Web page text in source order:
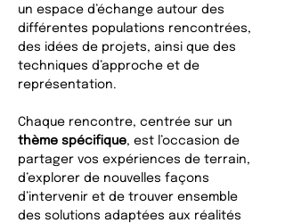
un espace d’échange autour des
différentes populations rencontrées,
des idées de projets, ainsi que des
techniques d’approche et de
représentation.
Chaque rencontre, centrée sur un
thème spécifique, est l’occasion de
partager vos expériences de terrain,
d’explorer de nouvelles façons
d’intervenir et de trouver ensemble
des solutions adaptées aux réalités